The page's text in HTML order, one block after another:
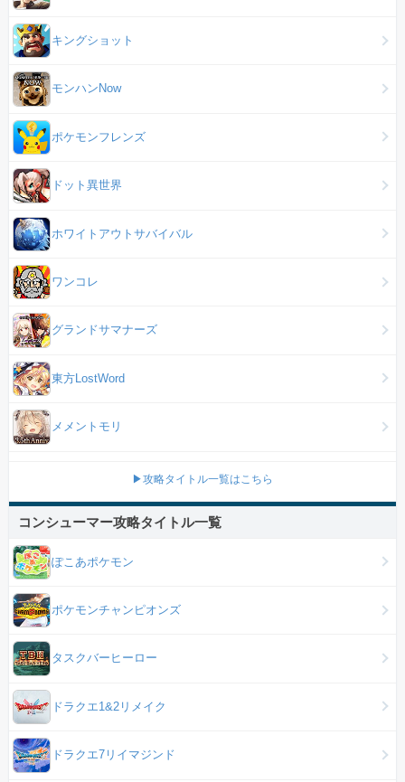
キングショット
モンハンNow
ポケモンフレンズ
ドット異世界
ホワイトアウトサバイバル
ワンコレ
グランドサマナーズ
東方LostWord
メメントモリ
▶攻略タイトル一覧はこちら
コンシューマー攻略タイトル一覧
ぽこあポケモン
ポケモンチャンピオンズ
タスクバーヒーロー
ドラクエ1&2リメイク
ドラクエ7リイマジンド